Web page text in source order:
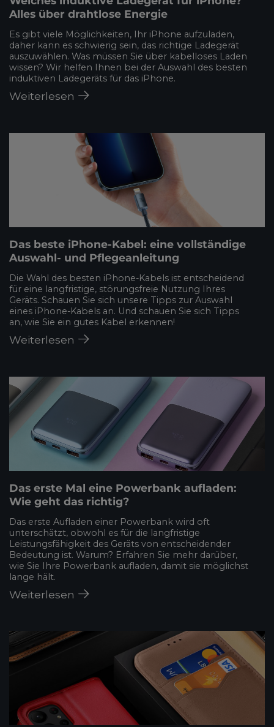
Alles über drahtlose Energie
Es gibt viele Möglichkeiten, Ihr iPhone aufzuladen,
daher kann es schwierig sein, das richtige Ladegerät
auszuwählen. Was müssen Sie über kabelloses Laden
wissen? Wir helfen Ihnen bei der Auswahl des besten
induktiven Ladegeräts für das iPhone.
Weiterlesen
Das beste iPhone-Kabel: eine vollständige
Auswahl- und Pflegeanleitung
Die Wahl des besten iPhone-Kabels ist entscheidend
für eine langfristige, störungsfreie Nutzung Ihres
Geräts. Schauen Sie sich unsere Tipps zur Auswahl
eines iPhone-Kabels an. Und schauen Sie sich Tipps
an, wie Sie ein gutes Kabel erkennen!
Weiterlesen
Das erste Mal eine Powerbank aufladen:
Wie geht das richtig?
Das erste Aufladen einer Powerbank wird oft
unterschätzt, obwohl es für die langfristige
Leistungsfähigkeit des Geräts von entscheidender
Bedeutung ist. Warum? Erfahren Sie mehr darüber,
wie Sie Ihre Powerbank aufladen, damit sie möglichst
lange hält.
Weiterlesen